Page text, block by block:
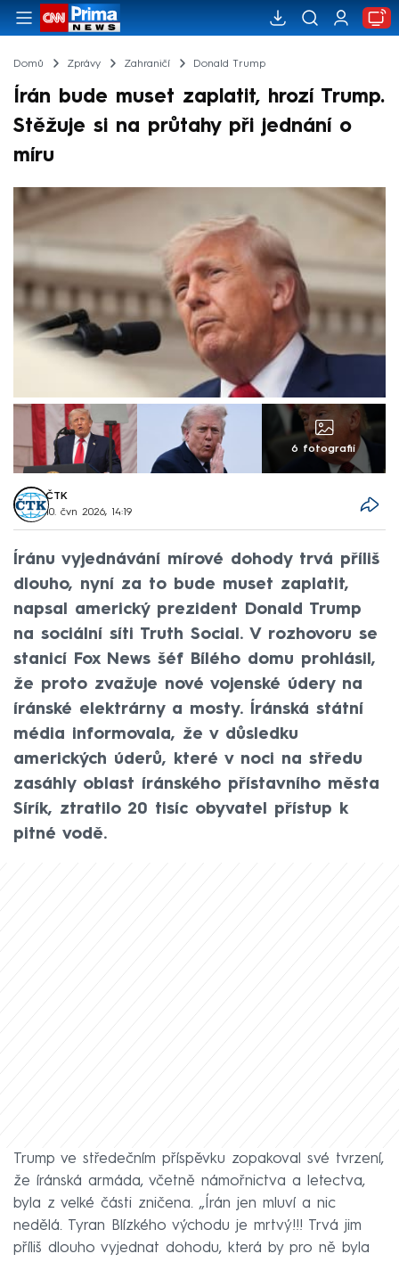
Domů Zprávy Zahraničí Donald Trump
Írán bude muset zaplatit, hrozí Trump.
Stěžuje si na průtahy při jednání o
míru
6 fotografií
ČTK
10. čvn 2026, 14:19
Íránu vyjednávání mírové dohody trvá příliš
dlouho, nyní za to bude muset zaplatit,
napsal americký prezident Donald Trump
na sociální síti Truth Social. V rozhovoru se
stanicí Fox News šéf Bílého domu prohlásil,
že proto zvažuje nové vojenské údery na
íránské elektrárny a mosty. Íránská státní
média informovala, že v důsledku
amerických úderů, které v noci na středu
zasáhly oblast íránského přístavního města
Sírík, ztratilo 20 tisíc obyvatel přístup k
pitné vodě.
Trump ve středečním příspěvku zopakoval své tvrzení,
že íránská armáda, včetně námořnictva a letectva,
byla z velké části zničena. „Írán jen mluví a nic
nedělá. Tyran Blízkého východu je mrtvý!!! Trvá jim
příliš dlouho vyjednat dohodu, která by pro ně byla